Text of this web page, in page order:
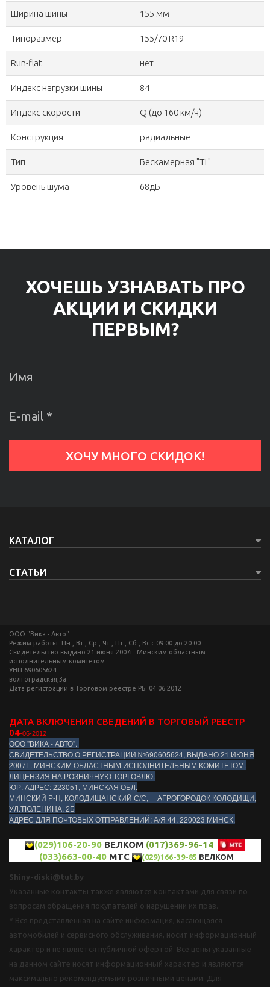
Ширина шины 155 мм
Типоразмер 155/70 R19
Run-flat нет
Индекс нагрузки шины 84
Индекс скорости Q (до 160 км/ч)
Конструкция радиальные
Тип Бескамерная "TL"
Уровень шума 68дБ
ХОЧЕШЬ УЗНАВАТЬ ПРО
АКЦИИ И СКИДКИ
ПЕРВЫМ?
КАТАЛОГ
СТАТЬИ
ООО "Вика - Авто"
Режим работы: Пн , Вт , Ср , Чт , Пт , Сб , Вс c 09:00 до 20:00
Свидетельство выдано 21 июня 2007г. Минским областным
исполнительным комитетом
УНП 690605624
волгоградская,3а
Дата регистрации в Торговом реестре РБ: 04.06.2012
ДАТА ВКЛЮЧЕНИЯ СВЕДЕНИЙ В ТОРГОВЫЙ РЕЕСТР
04-06-2012
ООО "ВИКА - АВТО".
СВИДЕТЕЛЬСТВО О РЕГИСТРАЦИИ №690605624, ВЫДАНО 21 ИЮНЯ
2007Г. МИНСКИМ ОБЛАСТНЫМ ИСПОЛНИТЕЛЬНЫМ КОМИТЕТОМ.
ЛИЦЕНЗИЯ НА РОЗНИЧНУЮ ТОРГОВЛЮ.
ЮР. АДРЕС: 223051, МИНСКАЯ ОБЛ.
МИНСКИЙ Р-Н, КОЛОДИЩАНСКИЙ С/С, АГРОГОРОДОК КОЛОДИЩИ,
УЛ.ТЮЛЕНИНА, 2Б
АДРЕС ДЛЯ ПОЧТОВЫХ ОТПРАВЛЕНИЙ: А/Я 44, 220023 МИНСК.
(029)106-20-90 ВЕЛКОМ (017)369-96-14
(033)663-00-40МТС (029)166-39-85 ВЕЛКОМ
Shiny-diski@tut.by
Указанные контакты также являются контактами для связи по
вопросам обращения покупателей о нарушении их прав.
* Вся представленная на сайте информация, касающаяся
автомобилей и сервисного обслуживания, носит информационный
характер и не является публичной офертой. Все цены указанные
на данном сайте носят информационный характер и являются
максимально рекомендуемыми розничными ценами. Для